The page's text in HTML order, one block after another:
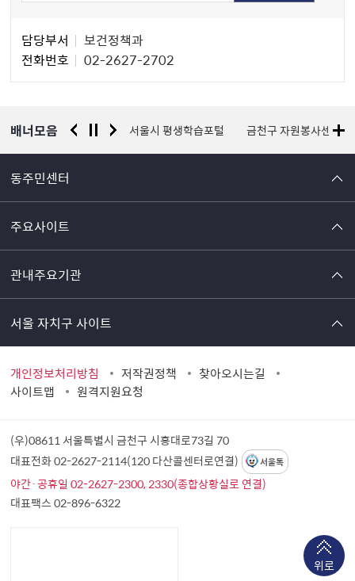
자
담당부서
보건정책과
전화번호
02-2627-2702
배너모음
경찰청 유실물 통합포털 서울시 평생학습포털 금천구 자원봉사센터
동주민센터
주요사이트
관내주요기관
서울 자치구 사이트
개인정보처리방침 저작권정책
찾아오시는길
사이트맵
원격지원요청
위로
(우)08611 서울특별시 금천구 시흥대로73길 70
대표전화 02-2627-2114(120 다산콜센터로연결)
서울톡
야간·공휴일 02-2627-2300, 2330(종합상황실로 연결)
대표팩스 02-896-6322